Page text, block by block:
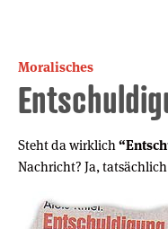
Moralisches
Steht da wirklich
Nachricht? Ja,